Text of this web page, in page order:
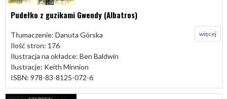
Pudełko z guzikami Gwendy (Albatros)
Tłumaczenie: Danuta Górska
Ilość stron: 176
Ilustracja na okładce: Ben Baldwin
Ilustracje: Keith Minnion
ISBN: 978-83-8125-072-6
więcej